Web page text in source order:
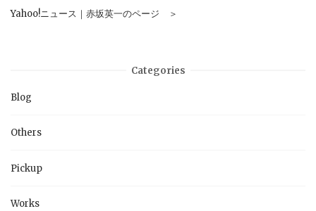
Yahoo!ニュース｜赤坂英一のページ ＞
Categories
Blog
Others
Pickup
Works